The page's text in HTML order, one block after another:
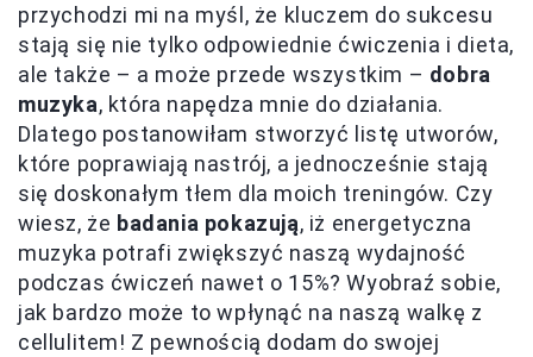
przychodzi mi na myśl, że kluczem do sukcesu
stają się nie tylko odpowiednie ćwiczenia i dieta,
ale także – a może przede wszystkim – dobra
muzyka, która napędza mnie do działania.
Dlatego postanowiłam stworzyć listę utworów,
które poprawiają nastrój, a jednocześnie stają
się doskonałym tłem dla moich treningów. Czy
wiesz, że badania pokazują, iż energetyczna
muzyka potrafi zwiększyć naszą wydajność
podczas ćwiczeń nawet o 15%? Wyobraź sobie,
jak bardzo może to wpłynąć na naszą walkę z
cellulitem! Z pewnością dodam do swojej